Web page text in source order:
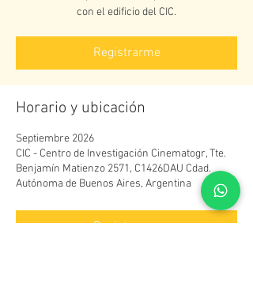
con el edificio del CIC.
Registrarme
Horario y ubicación
Septiembre 2026
CIC - Centro de Investigación Cinematogr, Tte.
Benjamín Matienzo 2571, C1426DAU Cdad.
Autónoma de Buenos Aires, Argentina
Registrarme